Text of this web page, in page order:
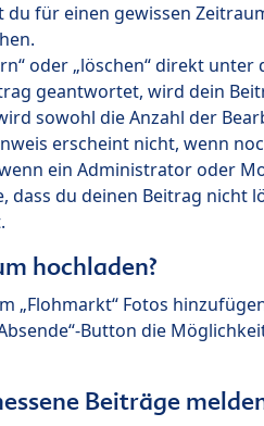
du für einen gewissen
oder „löschen“ direkt unter
geantwortet, wird dein
sowohl die Anzahl der
erscheint nicht, wenn
ein Administrator oder
dass du deinen Beitrag nicht
hochladen?
„Flohmarkt“ Fotos
Button die
Beiträge